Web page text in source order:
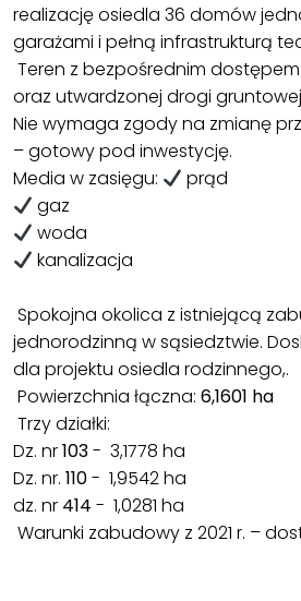
realizację osiedla 36 domów
garażami i pełną infrastrukturą
Teren z bezpośrednim
oraz utwardzonej drogi
Nie wymaga zgody na zmianę
– gotowy pod inwestycję.
Media w zasięgu:
prąd
gaz
woda
kanalizacja
Spokojna okolica z istniejącą
jednorodzinną w sąsiedztwie.
dla projektu osiedla rodzinnego,.
Powierzchnia łączna: 6,1601 ha
Trzy działki:
Dz. nr103- 3,1778 ha
Dz. nr. 110- 1,9542 ha
dz. nr 414 - 1,0281 ha
Warunki zabudowy z 2021 r. –